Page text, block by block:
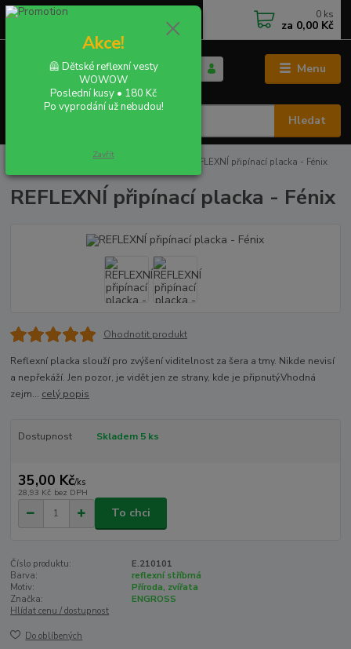
Menu
CZK
Hledat
+420 702 855 412
0 ks
za 0,00 Kč
REFLEXNÍ PLACKY - buttony REFLEXNÍ připínací placka - Fénix
REFLEXNÍ připínací placka - Fénix
Ohodnotit produkt
Reflexní placka slouží pro zvýšení viditelnost za šera a tmy. Nikde nevisí
a nepřekáží. Jen pozor, je vidět jen ze strany, kde je připnutý.Vhodná
zejm... celý popis
Dostupnost Skladem 5 ks
35,00 Kč/ks
28,93 Kč bez DPH
To chci
Číslo produktu:
E.210101
Barva:
reflexní stříbrná
Motiv:
Příroda, zvířata
Značka:
ENGROSS
Hlídat cenu / dostupnost
Do oblíbených
Akce!
🦺 Dětské reflexní vesty
WOWOW
Poslední kusy • 180 Kč
Po vyprodání už nebudou!
Zavřít